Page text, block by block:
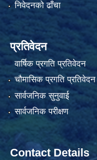
निवेदनको ढाँचा
प्रतिवेदन
वार्षिक प्रगति प्रतिवेदन
चौमासिक प्रगति प्रतिवेदन
सार्वजनिक सुनुवाई
सार्वजनिक परीक्षण
Contact Details